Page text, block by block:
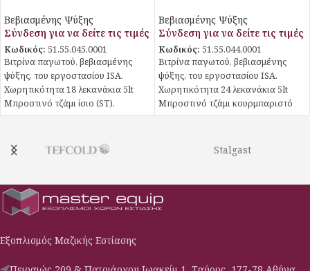
Βεβιασμένης Ψύξης
Σύνδεση για να δείτε τις τιμές
Κωδικός: 51.55.045.0001
Βιτρίνα παγωτού, βεβιασμένης
ψύξης, του εργοστασίου ISA.
Χωρητικότητα 18 λεκανάκια 5lt
Μπροστινό τζάμι ίσιο (ST).
Ηλεκτρονικός πίνακας
Βεβιασμένης Ψύξης
Σύνδεση για να δείτε τις τιμές
Κωδικός: 51.55.044.0001
Βιτρίνα παγωτού, βεβιασμένης
ψύξης, του εργοστασίου ISA.
Χωρητικότητα 24 λεκανάκια 5lt
Μπροστινό τζάμι κουρμπαριστό
(LX).
Ρόδες πολλαπλής κατεύθυνσης
Κουρτίνα νυκτός
Stalgast
Εξοπλισμός Μαζικής Εστίασης